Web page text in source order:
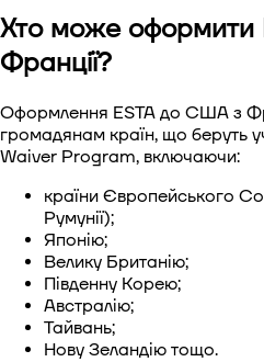
Хто може
Франції?
Оформлення ESTA до США з
громадянам країн, що беруть
Waiver Program, включаючи:
країни Європейського
Румунії);
Японію;
Велику Британію;
Південну Корею;
Австралію;
Тайвань;
Нову Зеландію тощо.